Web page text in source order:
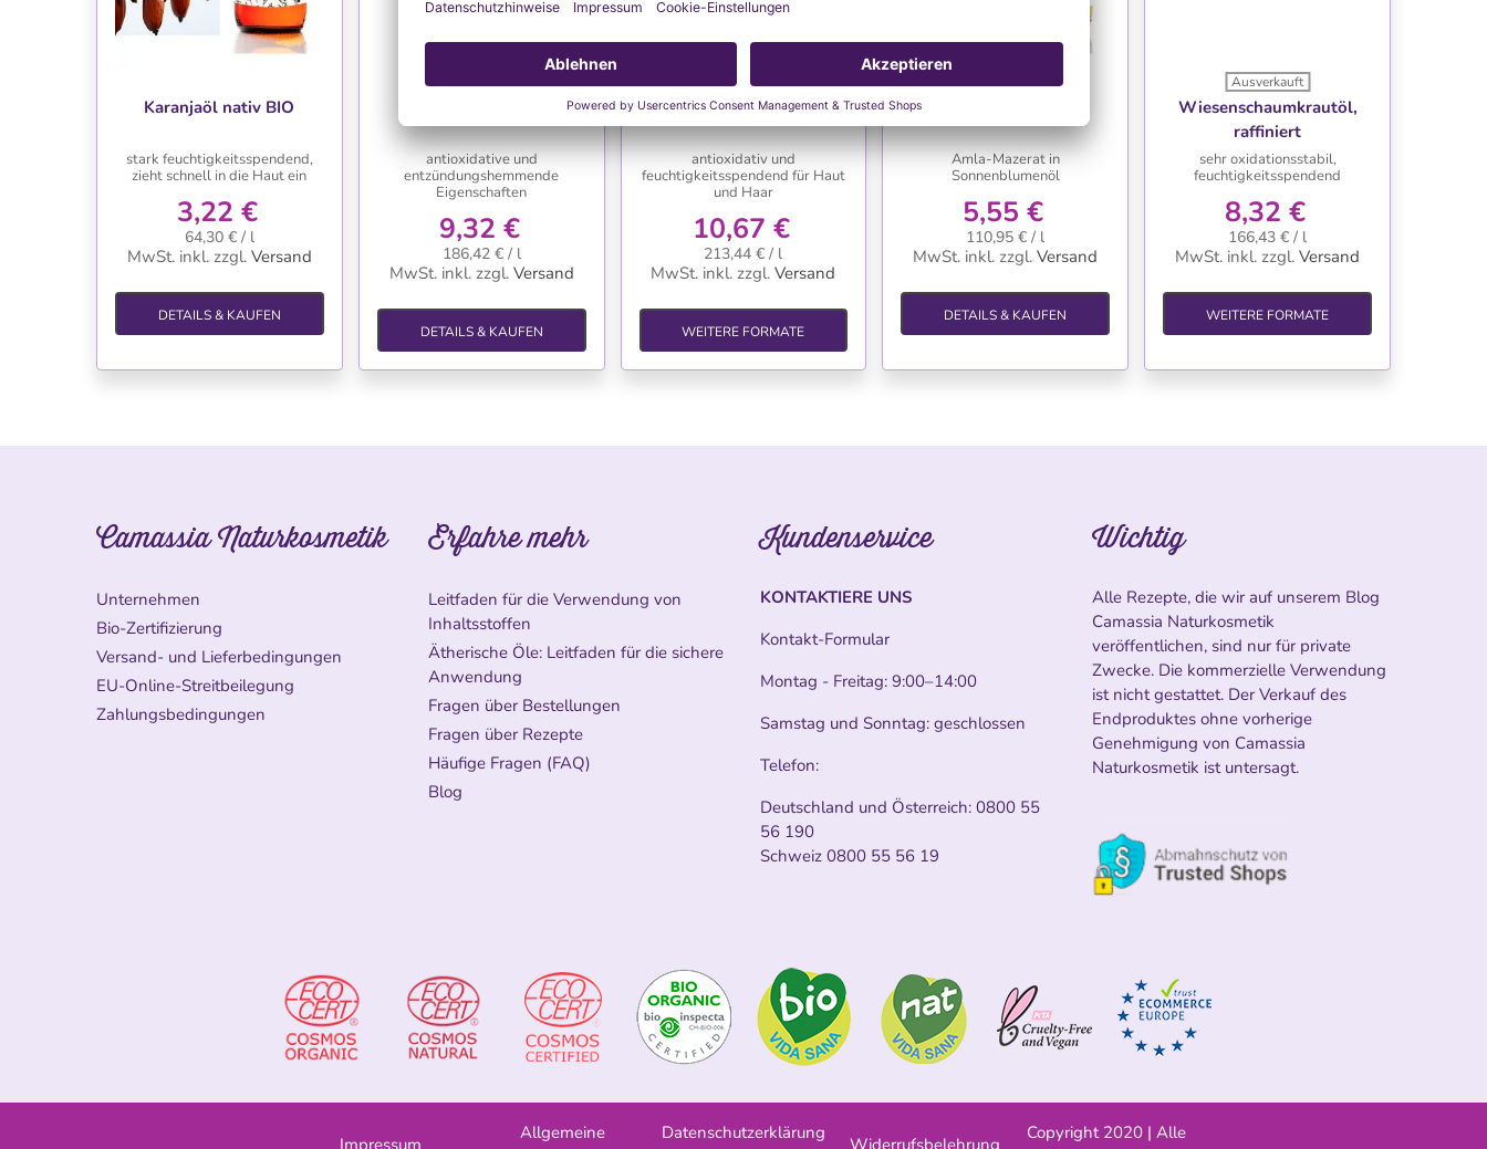
Karanjaöl nativ BIO
stark feuchtigkeitsspendend,
zieht schnell in die Haut ein
3,22 €
64,30 € / l
MwSt. inkl. zzgl. Versand
DETAILS & KAUFEN
WUNSCHLISTE
antioxidative und
entzündungshemmende
Eigenschaften
9,32 €
186,42 € / l
MwSt. inkl. zzgl. Versand
DETAILS & KAUFEN
WUNSCHLISTE
Buritiöl nativ
antioxidativ und
feuchtigkeitsspendend für Haut
und Haar
10,67 €
213,44 € / l
MwSt. inkl. zzgl. Versand
WEITERE FORMATE
WUNSCHLISTE
Amla-Mazerat in
Sonnenblumenöl
5,55 €
110,95 € / l
MwSt. inkl. zzgl. Versand
DETAILS & KAUFEN
WUNSCHLISTE
Ausverkauft
Wiesenschaumkrautöl,
raffiniert
sehr oxidationsstabil,
feuchtigkeitsspendend
8,32 €
166,43 € / l
MwSt. inkl. zzgl. Versand
WEITERE FORMATE
Camassia Naturkosmetik
Unternehmen
Bio-Zertifizierung
Versand- und Lieferbedingungen
EU-Online-Streitbeilegung
Zahlungsbedingungen
Erfahre mehr
Leitfaden für die Verwendung von
Inhaltsstoffen
Ätherische Öle: Leitfaden für die sichere
Anwendung
Fragen über Bestellungen
Fragen über Rezepte
Häufige Fragen (FAQ)
Blog
Kundenservice
KONTAKTIERE UNS
Kontakt-Formular
Montag - Freitag: 9:00–14:00
Samstag und Sonntag: geschlossen
Telefon:
Deutschland und Österreich: 0800 55
56 190
Schweiz 0800 55 56 19
Wichtig
Alle Rezepte, die wir auf unserem Blog
Camassia Naturkosmetik
veröffentlichen, sind nur für private
Zwecke. Die kommerzielle Verwendung
ist nicht gestattet. Der Verkauf des
Endproduktes ohne vorherige
Genehmigung von Camassia
Naturkosmetik ist untersagt.
Impressum
Allgemeine
Datenschutzerklärung
Widerrufsbelehrung
Copyright 2020 | Alle